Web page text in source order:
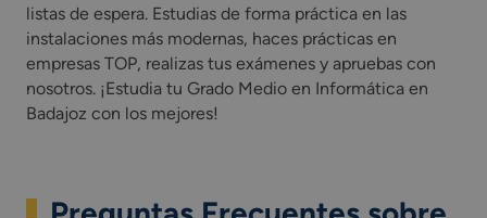
listas de espera. Estudias de forma práctica en las
instalaciones más modernas, haces prácticas en
empresas TOP, realizas tus exámenes y apruebas con
nosotros. ¡Estudia tu Grado Medio en Informática en
Badajoz con los mejores!